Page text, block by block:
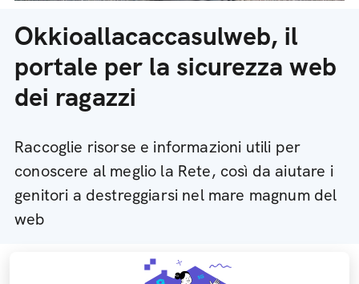
Okkioallacaccasulweb, il
portale per la sicurezza web
dei ragazzi
Raccoglie risorse e informazioni utili per
conoscere al meglio la Rete, così da aiutare i
genitori a destreggiarsi nel mare magnum del
web